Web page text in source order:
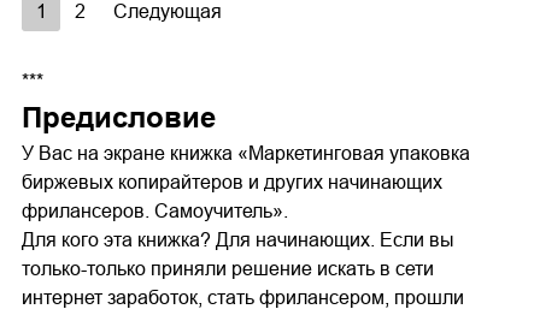
1 2 Следующая
***
Предисловие
У Вас на экране книжка «Маркетинговая упаковка
биржевых копирайтеров и других начинающих
фрилансеров. Самоучитель».
Для кого эта книжка? Для начинающих. Если вы
только-только приняли решение искать в сети
интернет заработок, стать фрилансером, прошли